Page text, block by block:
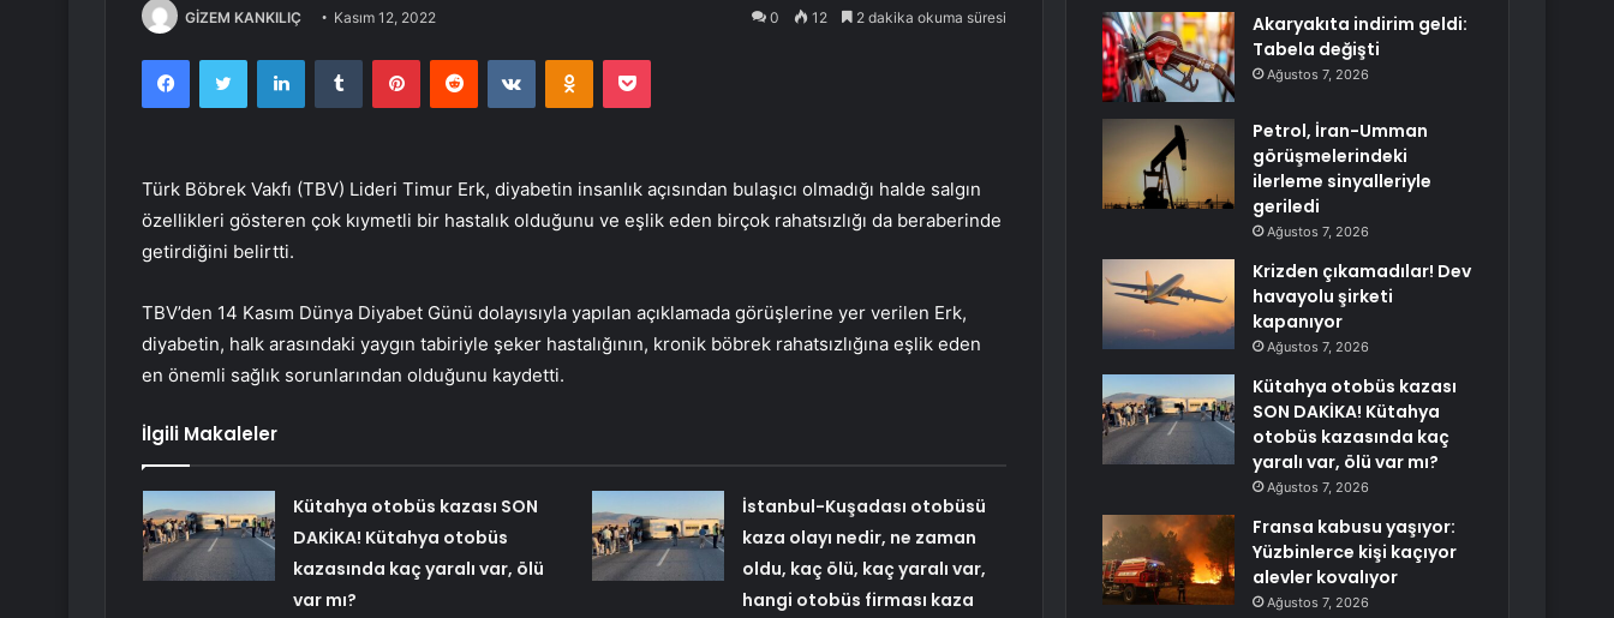
GİZEM KANKILIÇ Kasım 12, 2022 0 12 2 dakika okuma süresi
FacebookTwitter LinkedInTumblr PinterestReddit VKontakteOdnoklassniki
Pocket
Türk Böbrek Vakfı (TBV) Lideri Timur Erk, diyabetin insanlık açısından bulaşıcı olmadığı halde salgın
özellikleri gösteren çok kıymetli bir hastalık olduğunu ve eşlik eden birçok rahatsızlığı da beraberinde
getirdiğini belirtti.
TBV’den 14 Kasım Dünya Diyabet Günü dolayısıyla yapılan açıklamada görüşlerine yer verilen Erk,
diyabetin, halk arasındaki yaygın tabiriyle şeker hastalığının, kronik böbrek rahatsızlığına eşlik eden
en önemli sağlık sorunlarından olduğunu kaydetti.
İlgili Makaleler
Kütahya otobüs kazası SON
DAKİKA! Kütahya otobüs
kazasında kaç yaralı var, ölü
var mı?
İstanbul-Kuşadası otobüsü
kaza olayı nedir, ne zaman
oldu, kaç ölü, kaç yaralı var,
hangi otobüs firması kaza
Akaryakıta indirim geldi:
Tabela değişti
Ağustos 7, 2026
Petrol, İran-Umman
görüşmelerindeki
ilerleme sinyalleriyle
geriledi
Ağustos 7, 2026
Krizden çıkamadılar! Dev
havayolu şirketi
kapanıyor
Ağustos 7, 2026
Kütahya otobüs kazası
SON DAKİKA! Kütahya
otobüs kazasında kaç
yaralı var, ölü var mı?
Ağustos 7, 2026
Fransa kabusu yaşıyor:
Yüzbinlerce kişi kaçıyor
alevler kovalıyor
Ağustos 7, 2026